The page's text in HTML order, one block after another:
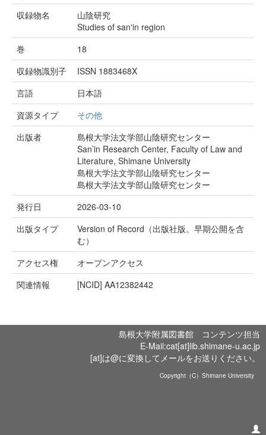
収録物名
山陰研究
Studies of san'in region
巻
18
収録物識別子
ISSN 1883468X
言語
日本語
資源タイプ
その他
出版者
島根大学法文学部山陰研究センター
San’in Research Center, Faculty of Law and
Literature, Shimane University
島根大学法文学部山陰研究センター
島根大学法文学部山陰研究センター
発行日
2026-03-10
出版タイプ
Version of Record（出版社版。早期公開を含
む）
アクセス権
オープンアクセス
関連情報
[NCID] AA12382442
島根大学附属図書館 コンテンツ担当
E-Mail:cat[at]lib.shimane-u.ac.jp
[at]は@に変換してメールをお送りください。
Copyright（C）Shimane University